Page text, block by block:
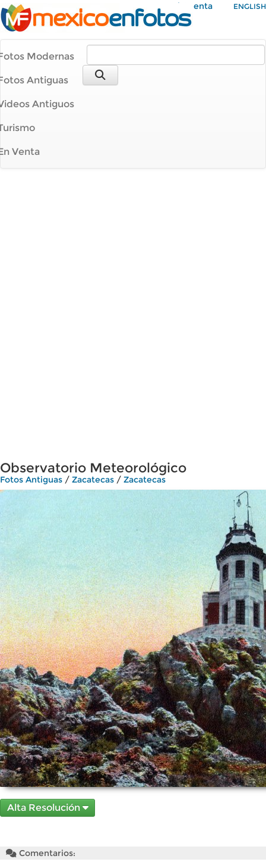
Mi Cuenta ENGLISH
Modernas
Antiguas
Antiguos
Venta
Observatorio Meteorológico
Fotos Antiguas / Zacatecas / Zacatecas
Alta Resolución
Comentarios: